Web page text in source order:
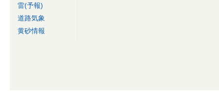
雷(予報)
道路気象
黄砂情報